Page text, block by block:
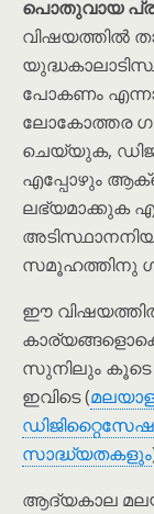
പൊതുവായ
വിഷയത്തിൽ
പോകണം
ലോകോത്തര
ചെയ്യുക,
എപ്പോഴും
ലഭ്യമാക്കുക
സമൂഹത്തിനു
ഈ
സുനിലും കൂടെ
ഇവിടെ (
സാദ്ധ്യതകളും
ആദ്യകാല